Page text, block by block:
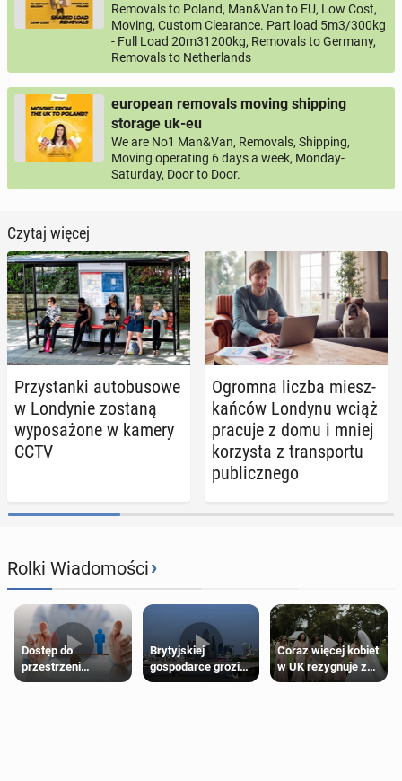
Removals to Poland, Man&Van to EU, Low Cost,
Moving, Custom Clearance. Part load 5m3/300kg
- Full Load 20m31200kg, Removals to Germany,
Removals to Netherlands
european removals moving shipping
storage uk-eu
We are No1 Man&Van, Removals, Shipping,
Moving operating 6 days a week, Monday-
Saturday, Door to Door.
Czytaj więcej
Przy­stan­ki au­to­bu­so­we
w Lon­dy­nie zostaną
wy­po­sa­żo­ne w kamery
CCTV
Ogromna liczba miesz­
kań­ców Londynu wciąż
pracuje z domu i mniej
ko­rzy­sta z trans­por­tu
pu­blicz­ne­go
Rolki Wiadomości›
Dostęp do
przestrzeni
przeznaczonych
Brytyjskiej
gospodarce grozi
recesja, jeśli
Coraz więcej kobiet
w UK rezygnuje z
roli druhny na